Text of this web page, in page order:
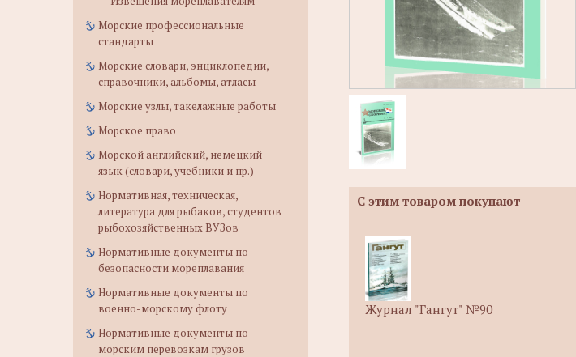
Морские профессиональные
стандарты
Морские словари, энциклопедии,
справочники, альбомы, атласы
Морские узлы, такелажные работы
Морское право
Морской английский, немецкий
язык (словари, учебники и пр.)
Нормативная, техническая,
литература для рыбаков, студентов
рыбохозяйственных ВУЗов
Нормативные документы по
безопасности мореплавания
Нормативные документы по
военно-морскому флоту
Нормативные документы по
морским перевозкам грузов
С этим товаром покупают
Журнал "Гангут" №90